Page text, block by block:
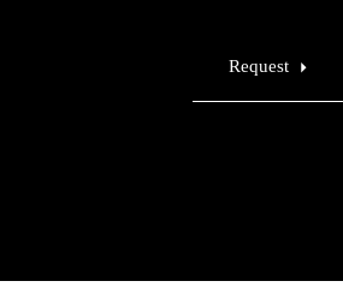
Request